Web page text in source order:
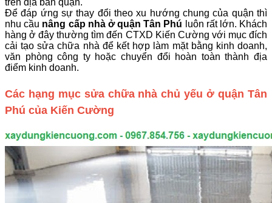
Để đáp ứng sự thay đổi theo xu hướng chung của quận thì
nhu cầu nâng cấp nhà ở quận Tân Phú luôn rất lớn. Khách
hàng ở đây thường tìm đến CTXD Kiến Cường với mục đích
cải tạo sửa chữa nhà để kết hợp làm mặt bằng kinh doanh,
văn phòng công ty hoặc chuyển đổi hoàn toàn thành địa
điểm kinh doanh.
Các hạng mục sửa chữa nhà chủ yếu ở quận Tân
Phú của Kiến Cường